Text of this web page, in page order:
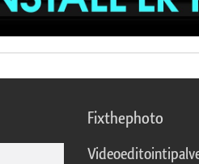
Fixthephoto